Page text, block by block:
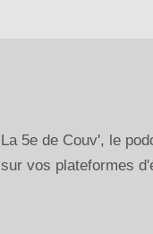
La 5e de Couv', le
sur vos plateformes